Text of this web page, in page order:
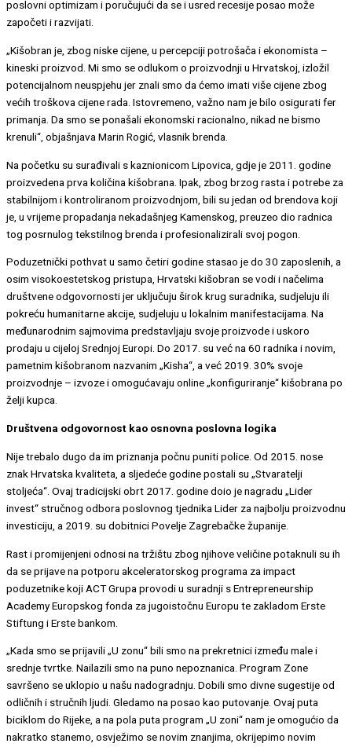
poslovni optimizam i poručujući da se i usred recesije posao može
započeti i razvijati.
„Kišobran je, zbog niske cijene, u percepciji potrošača i ekonomista –
kineski proizvod. Mi smo se odlukom o proizvodnji u Hrvatskoj, izložil
potencijalnom neuspjehu jer znali smo da ćemo imati više cijene zbog
većih troškova cijene rada. Istovremeno, važno nam je bilo osigurati fer
primanja. Da smo se ponašali ekonomski racionalno, nikad ne bismo
krenuli“, objašnjava Marin Rogić, vlasnik brenda.
Na početku su surađivali s kaznionicom Lipovica, gdje je 2011. godine
proizvedena prva količina kišobrana. Ipak, zbog brzog rasta i potrebe za
stabilnijom i kontroliranom proizvodnjom, bili su jedan od brendova koji
je, u vrijeme propadanja nekadašnjeg Kamenskog, preuzeo dio radnica
tog posrnulog tekstilnog brenda i profesionalizirali svoj pogon.
Poduzetnički pothvat u samo četiri godine stasao je do 30 zaposlenih, a
osim visokoestetskog pristupa, Hrvatski kišobran se vodi i načelima
društvene odgovornosti jer uključuju širok krug suradnika, sudjeluju ili
pokreću humanitarne akcije, sudjeluju u lokalnim manifestacijama. Na
međunarodnim sajmovima predstavljaju svoje proizvode i uskoro
prodaju u cijeloj Srednjoj Europi. Do 2017. su već na 60 radnika i novim,
pametnim kišobranom nazvanim „Kisha“, a već 2019. 30% svoje
proizvodnje – izvoze i omogućavaju online „konfiguriranje“ kišobrana po
želji kupca.
Društvena odgovornost kao osnovna poslovna logika
Nije trebalo dugo da im priznanja počnu puniti police. Od 2015. nose
znak Hrvatska kvaliteta, a sljedeće godine postali su „Stvaratelji
stoljeća“. Ovaj tradicijski obrt 2017. godine doio je nagradu „Lider
invest“ stručnog odbora poslovnog tjednika Lider za najbolju proizvodnu
investiciju, a 2019. su dobitnici Povelje Zagrebačke županije.
Rast i promijenjeni odnosi na tržištu zbog njihove veličine potaknuli su ih
da se prijave na potporu akceleratorskog programa za impact
poduzetnike koji ACT Grupa provodi u suradnji s Entrepreneurship
Academy Europskog fonda za jugoistočnu Europu te zakladom Erste
Stiftung i Erste bankom.
„Kada smo se prijavili „U zonu“ bili smo na prekretnici između male i
srednje tvrtke. Nailazili smo na puno nepoznanica. Program Zone
savršeno se uklopio u našu nadogradnju. Dobili smo divne sugestije od
odličnih i stručnih ljudi. Gledamo na posao kao putovanje. Ovaj puta
biciklom do Rijeke, a na pola puta program „U zoni“ nam je omogućio da
nakratko stanemo, osvježimo se novim znanjima, okrijepimo novim